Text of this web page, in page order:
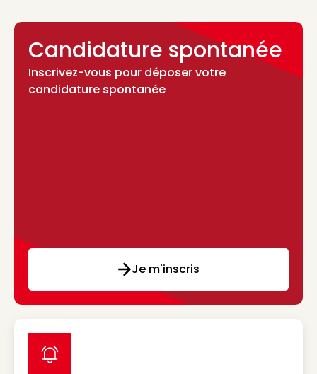
Candidature spontanée
Inscrivez-vous pour déposer votre
candidature spontanée
Je m'inscris
label icon